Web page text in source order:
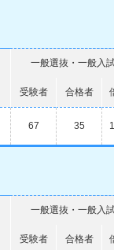
一般選抜・一般入
受験者 合格者
67 35
一般選抜・一般入
受験者 合格者